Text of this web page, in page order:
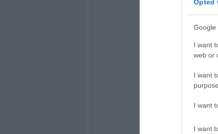
Opted
Google
I want
web or
I want
I want
I want